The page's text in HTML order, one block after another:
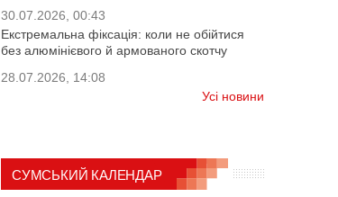
30.07.2026, 00:43
Екстремальна фіксація: коли не обійтися
без алюмінієвого й армованого скотчу
28.07.2026, 14:08
Усі новини
СУМСЬКИЙ КАЛЕНДАР